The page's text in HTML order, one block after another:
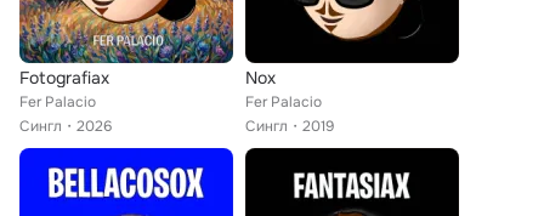
Fotografiax
Fer Palacio
Сингл
2026
Nox
Fer Palacio
Сингл
2019